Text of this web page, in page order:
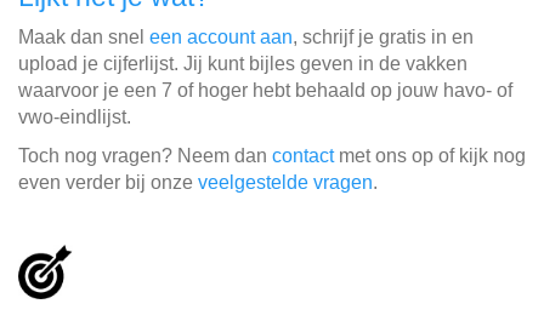
Maak dan snel een account aan, schrijf je gratis in en
upload je cijferlijst. Jij kunt bijles geven in de vakken
waarvoor je een 7 of hoger hebt behaald op jouw havo- of
vwo-eindlijst.
Toch nog vragen? Neem dan contactmet ons op of kijk nog
even verder bij onze veelgestelde vragen.